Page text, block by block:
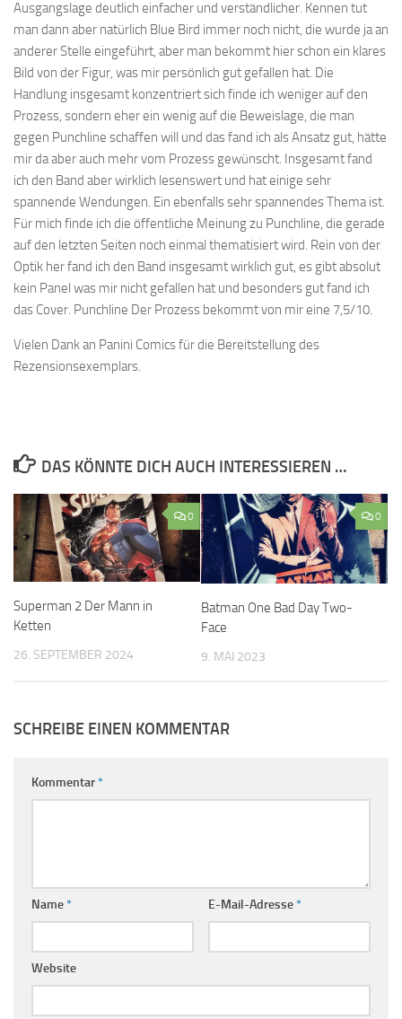
Ausgangslage deutlich einfacher und verständlicher. Kennen tut
man dann aber natürlich Blue Bird immer noch nicht, die wurde ja an
anderer Stelle eingeführt, aber man bekommt hier schon ein klares
Bild von der Figur, was mir persönlich gut gefallen hat. Die
Handlung insgesamt konzentriert sich finde ich weniger auf den
Prozess, sondern eher ein wenig auf die Beweislage, die man
gegen Punchline schaffen will und das fand ich als Ansatz gut, hätte
mir da aber auch mehr vom Prozess gewünscht. Insgesamt fand
ich den Band aber wirklich lesenswert und hat einige sehr
spannende Wendungen. Ein ebenfalls sehr spannendes Thema ist.
Für mich finde ich die öffentliche Meinung zu Punchline, die gerade
auf den letzten Seiten noch einmal thematisiert wird. Rein von der
Optik her fand ich den Band insgesamt wirklich gut, es gibt absolut
kein Panel was mir nicht gefallen hat und besonders gut fand ich
das Cover. Punchline Der Prozess bekommt von mir eine 7,5/10.
Vielen Dank an Panini Comics für die Bereitstellung des
Rezensionsexemplars.
DAS KÖNNTE DICH AUCH INTERESSIEREN …
0
Superman 2 Der Mann in
Ketten
26. SEPTEMBER 2024
0
Batman One Bad Day Two-
Face
9. MAI 2023
SCHREIBE EINEN KOMMENTAR
Kommentar*
Name* E-Mail-Adresse*
Website